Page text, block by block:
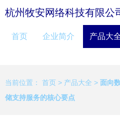
杭州牧安网络科技有限公
首页 企业简介 产品大
当前位置： 首页 > 产品大全 > 面向
储支持服务的核心要点